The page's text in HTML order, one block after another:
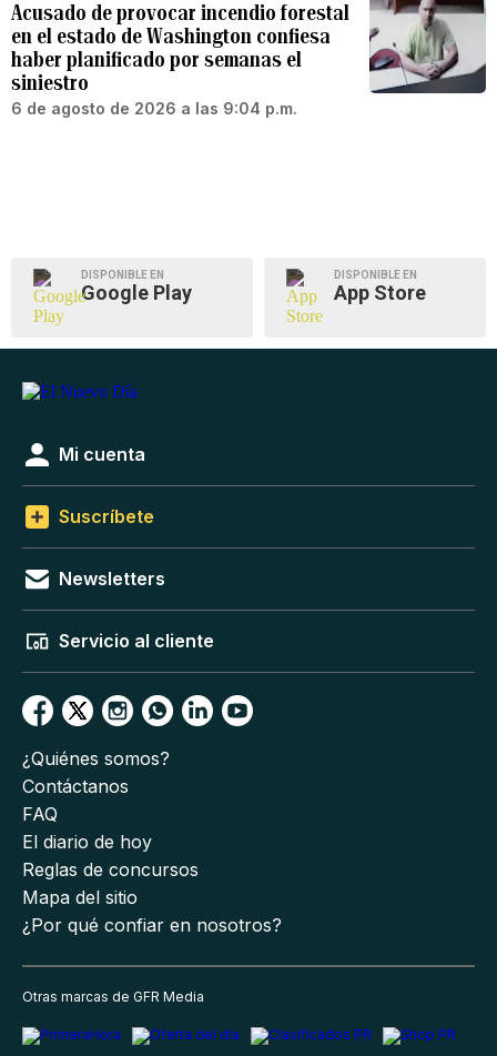
Acusado de provocar incendio forestal
en el estado de Washington confiesa
haber planificado por semanas el
siniestro
6 de agosto de 2026 a las 9:04 p.m.
DISPONIBLE EN
Google Play
DISPONIBLE EN
App Store
Mi cuenta
Suscríbete
Newsletters
Servicio al cliente
¿Quiénes somos?
Contáctanos
FAQ
El diario de hoy
Reglas de concursos
Mapa del sitio
¿Por qué confiar en nosotros?
Otras marcas de GFR Media